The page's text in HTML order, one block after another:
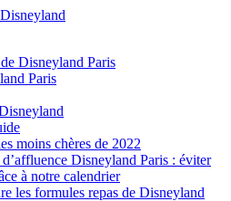
Disneyland Paris
Paris
moins chères de 2022
Disneyland Paris : éviter
à notre calendrier
les formules repas de Disneyland